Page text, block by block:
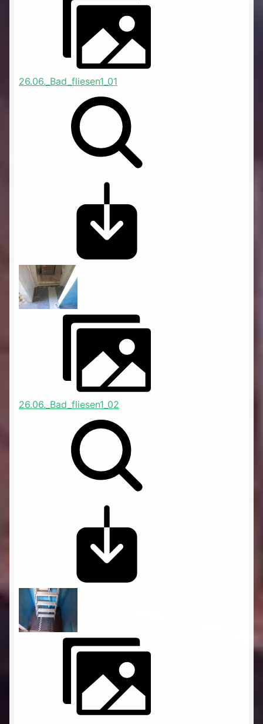
26.06._Bad_fliesen1_01
26.06._Bad_fliesen1_02